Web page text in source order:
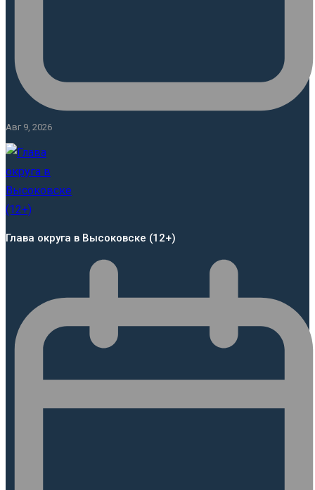
Авг 9, 2026
Глава округа в Высоковске (12+)